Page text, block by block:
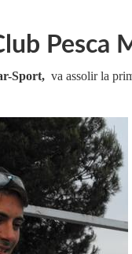
Pesca
Sport, va assolir la